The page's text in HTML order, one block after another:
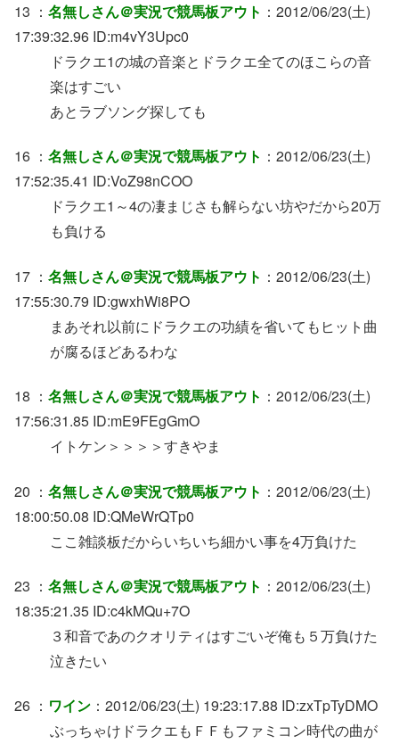
13 ： 名無しさん＠実況で競馬板アウト ：2012/06/23(土)
17:39:32.96 ID:m4vY3Upc0
ドラクエ1の城の音楽とドラクエ全てのほこらの音
楽はすごい
あとラブソング探しても
16 ： 名無しさん＠実況で競馬板アウト ：2012/06/23(土)
17:52:35.41 ID:VoZ98nCOO
ドラクエ1～4の凄まじさも解らない坊やだから20万
も負ける
17 ： 名無しさん＠実況で競馬板アウト ：2012/06/23(土)
17:55:30.79 ID:gwxhWi8PO
まあそれ以前にドラクエの功績を省いてもヒット曲
が腐るほどあるわな
18 ： 名無しさん＠実況で競馬板アウト ：2012/06/23(土)
17:56:31.85 ID:mE9FEgGmO
イトケン＞＞＞＞すきやま
20 ： 名無しさん＠実況で競馬板アウト ：2012/06/23(土)
18:00:50.08 ID:QMeWrQTp0
ここ雑談板だからいちいち細かい事を4万負けた
23 ： 名無しさん＠実況で競馬板アウト ：2012/06/23(土)
18:35:21.35 ID:c4kMQu+7O
３和音であのクオリティはすごいぞ俺も５万負けた
泣きたい
26 ： ワイン ：2012/06/23(土) 19:23:17.88 ID:zxTpTyDMO
ぶっちゃけドラクエもＦＦもファミコン時代の曲が